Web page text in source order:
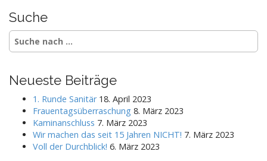
Suche
S
e
c
Neueste Beiträge
1. Runde Sanitär 18. April 2023
Frauentagsüberraschung 8. März 2023
Kaminanschluss 7. März 2023
Wir machen das seit 15 Jahren NICHT! 7. März 2023
Voll der Durchblick! 6. März 2023